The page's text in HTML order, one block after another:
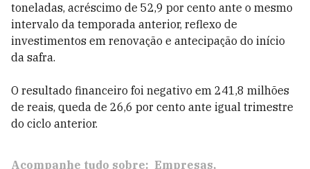
toneladas, acréscimo de 52,9 por cento ante o mesmo
intervalo da temporada anterior, reflexo de
investimentos em renovação e antecipação do início
da safra.
O resultado financeiro foi negativo em 241,8 milhões
de reais, queda de 26,6 por cento ante igual trimestre
do ciclo anterior.
Acompanhe tudo sobre: Empresas